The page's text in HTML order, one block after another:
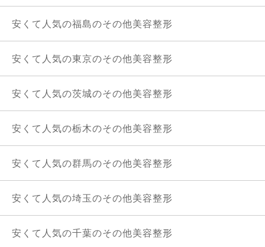
安くて人気の福島のその他美容整形
安くて人気の東京のその他美容整形
安くて人気の茨城のその他美容整形
安くて人気の栃木のその他美容整形
安くて人気の群馬のその他美容整形
安くて人気の埼玉のその他美容整形
安くて人気の千葉のその他美容整形